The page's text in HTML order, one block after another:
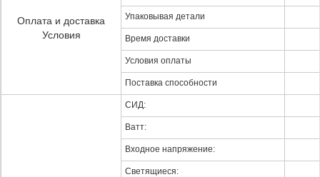
Оплата и доставка
Условия
Упаковывая детали
Время доставки
Условия оплаты
Поставка способности
СИД:
Ватт:
Входное напряжение:
Светящиеся: